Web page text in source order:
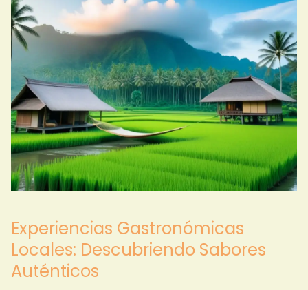
Experiencias Gastronómicas
Locales: Descubriendo Sabores
Auténticos